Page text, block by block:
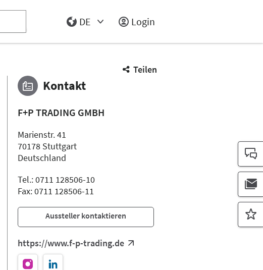
DE
Login
Teilen
Kontakt
F+P TRADING GMBH
Marienstr. 41
70178 Stuttgart
Deutschland
Tel.: 0711 128506-10
Fax: 0711 128506-11
Aussteller kontaktieren
https://www.f-p-trading.de